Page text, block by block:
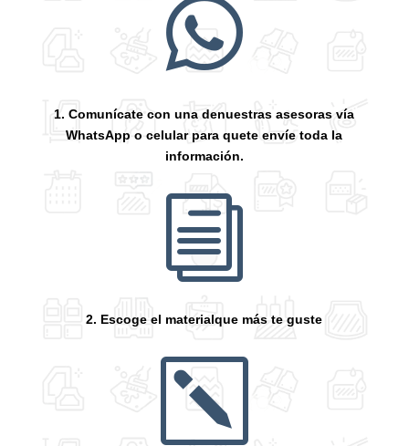

1. Comunícate con una denuestras asesoras vía
WhatsApp o celular para quete envíe toda la
información.
i
2. Escoge el materialque más te guste
k